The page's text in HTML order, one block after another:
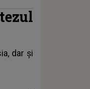
dar și